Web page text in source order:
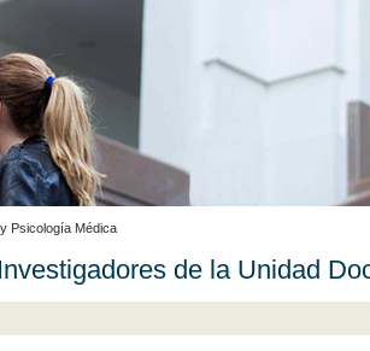
Psicología Médica
de la Unidad